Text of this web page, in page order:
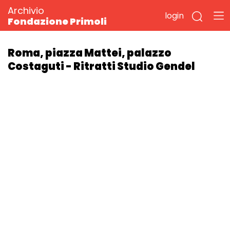
Archivio
Fondazione Primoli
login
Roma, piazza Mattei, palazzo
Costaguti - Ritratti Studio Gendel